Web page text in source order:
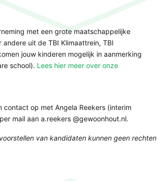
met een grote maatschappelijke
uit de TBI Klimaattrein, TBI
jouw kinderen mogelijk in aanmerking
school). Lees hier meer over onze
op met Angela Reekers (interim
mail aan a.reekers @gewoonhout.nl.
van kandidaten kunnen geen rechten